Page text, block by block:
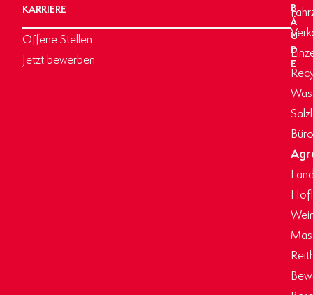
KARRIERE
Offene Stellen
Jetzt bewerben
B
Ä
U
D
E